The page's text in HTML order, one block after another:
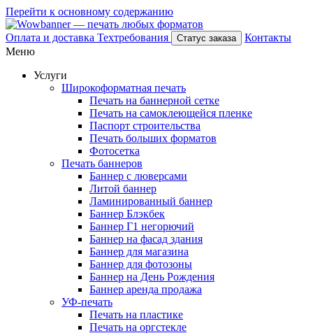
Перейти к основному содержанию
Оплата и доставка Техтребования Статус заказа
Контакты
Меню
Услуги
Широкоформатная печать
Печать на баннерной сетке
Печать на самоклеющейся пленке
Паспорт строительства
Печать больших форматов
Фотосетка
Печать баннеров
Баннер с люверсами
Литой баннер
Ламинированный баннер
Баннер Блэкбек
Баннер Г1 негорючий
Баннер на фасад здания
Баннер для магазина
Баннер для фотозоны
Баннер на День Рождения
Баннер аренда продажа
УФ-печать
Печать на пластике
Печать на оргстекле